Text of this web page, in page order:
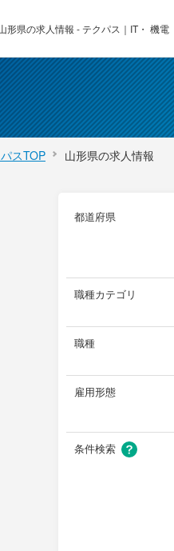
形県の求人情報 - テクパス｜IT・ 機
スTOP 山形県の求人情報
都道府県
職種カテゴリ
職種
雇用形態
条件検索